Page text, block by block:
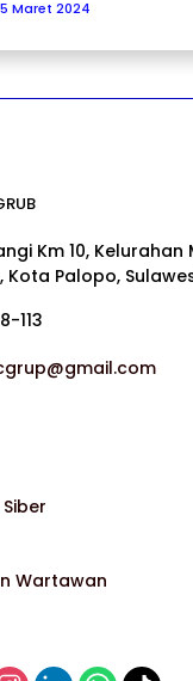
Maret 2024
Km 10, Kelurahan
Kota Palopo,
113
Wartawan